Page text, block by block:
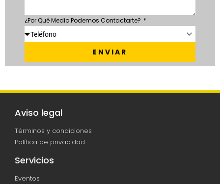
¿Por Qué Medio Podemos Contactarte?
ENVIAR
Aviso legal
Términos y condiciones
Política de privacidad
Servicios
Eventos